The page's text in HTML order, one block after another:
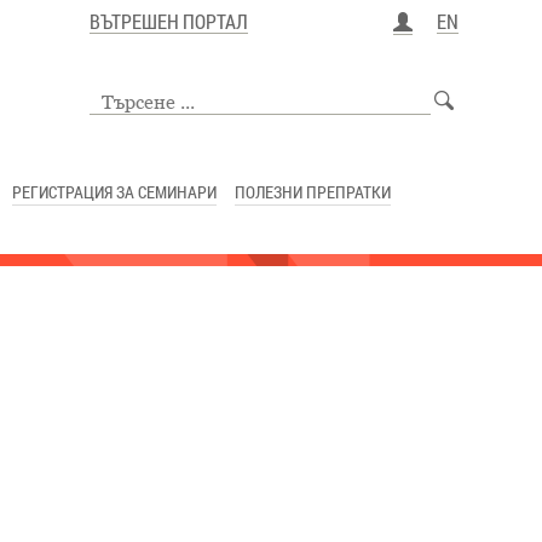
ВЪТРЕШЕН ПОРТАЛ EN
РЕГИСТРАЦИЯ ЗА СЕМИНАРИ ПОЛЕЗНИ ПРЕПРАТКИ